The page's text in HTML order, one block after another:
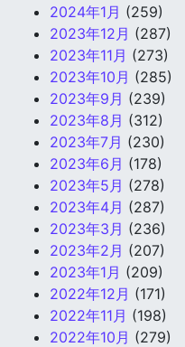
2024年1月 (259)
2023年12月 (287)
2023年11月 (273)
2023年10月 (285)
2023年9月 (239)
2023年8月 (312)
2023年7月 (230)
2023年6月 (178)
2023年5月 (278)
2023年4月 (287)
2023年3月 (236)
2023年2月 (207)
2023年1月 (209)
2022年12月 (171)
2022年11月 (198)
2022年10月 (279)